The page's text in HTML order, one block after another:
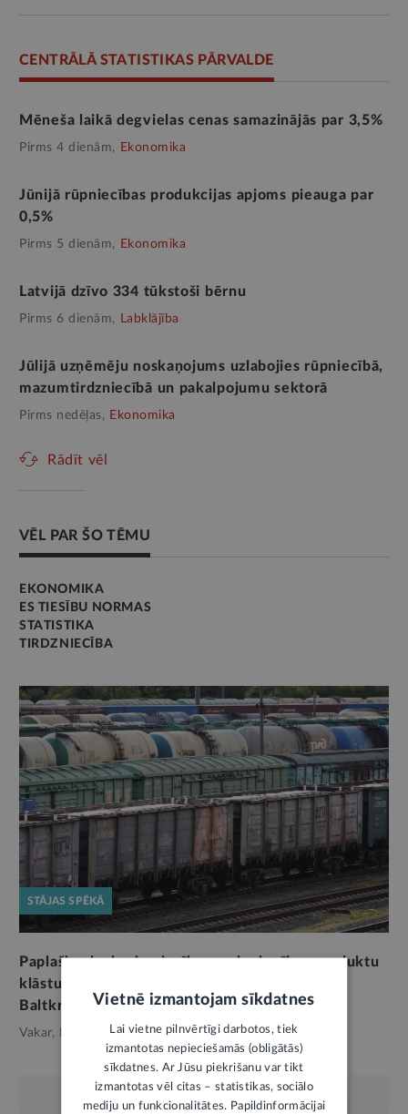
CENTRĀLĀ STATISTIKAS PĀRVALDE
Mēneša laikā degvielas cenas samazinājās par 3,5%
Pirms 4 dienām, Ekonomika
Jūnijā rūpniecības produkcijas apjoms pieauga par
0,5%
Pirms 5 dienām, Ekonomika
Latvijā dzīvo 334 tūkstoši bērnu
Pirms 6 dienām, Labklājība
Jūlijā uzņēmēju noskaņojums uzlabojies rūpniecībā,
mazumtirdzniecībā un pakalpojumu sektorā
Pirms nedēļas, Ekonomika
Rādīt vēl
VĒL PAR ŠO TĒMU
EKONOMIKA
ES TIESĪBU NORMAS
STATISTIKA
TIRDZNIECĪBA
STĀJAS SPĒKĀ
Paplašina lauksaimniecības un lopbarības produktu
klāstu, kurus nevarēs ievest no Krievijas un
Baltkrievijas
Vakar, Ekonomika
Vietnē izmantojam sīkdatnes
Lai vietne pilnvērtīgi darbotos, tiek
izmantotas nepieciešamās (obligātās)
sīkdatnes. Ar Jūsu piekrišanu var tikt
izmantotas vēl citas – statistikas, sociālo
mediju un funkcionalitātes. Papildinformācijai